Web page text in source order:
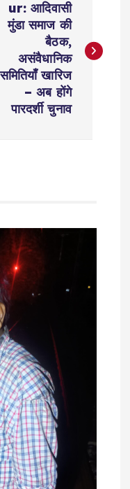
ur: आदिवासी
मुंडा समाज की
बैठक,
असंवैधानिक
समितियाँ खारिज
– अब होंगे
पारदर्शी चुनाव